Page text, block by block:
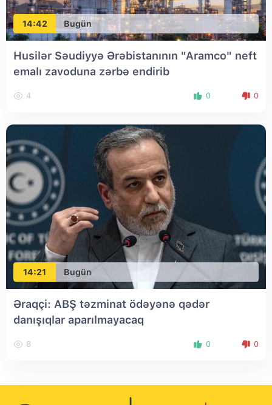
14:42 Bugün
Husilər Səudiyyə Ərəbistanının "Aramco" neft
emalı zavoduna zərbə endirib
4 0 0
14:21 Bugün
Əraqçi: ABŞ təzminat ödəyənə qədər
danışıqlar aparılmayacaq
8 0 0